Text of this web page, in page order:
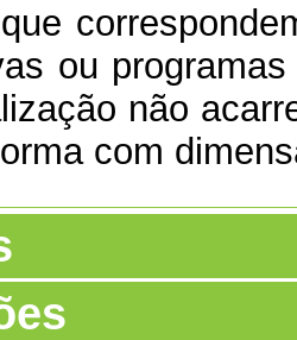
ou
não
com